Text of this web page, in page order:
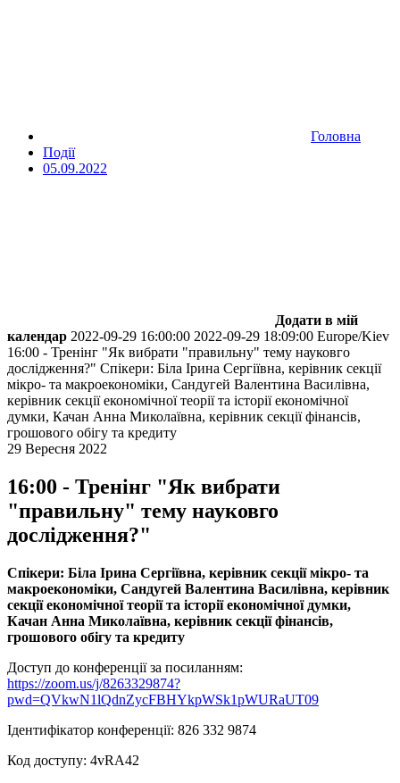
Головна
Події
05.09.2022
Додати в мій
календар 2022-09-29 16:00:00 2022-09-29 18:09:00 Europe/Kiev
16:00 - Тренінг "Як вибрати "правильну" тему науковго
дослідження?" Спікери: Біла Ірина Сергіївна, керівник секції
мікро- та макроекономіки, Сандугей Валентина Василівна,
керівник секції економічної теорії та історії економічної
думки, Качан Анна Миколаївна, керівник секції фінансів,
грошового обігу та кредиту
29 Вересня 2022
16:00 - Тренінг "Як вибрати
"правильну" тему науковго
дослідження?"
Спікери: Біла Ірина Сергіївна, керівник секції мікро- та
макроекономіки, Сандугей Валентина Василівна, керівник
секції економічної теорії та історії економічної думки,
Качан Анна Миколаївна, керівник секції фінансів,
грошового обігу та кредиту
Доступ до конференції за посиланням:
https://zoom.us/j/8263329874?
pwd=QVkwN1lQdnZycFBHYkpWSk1pWURaUT09
Ідентифікатор конференції: 826 332 9874
Код доступу: 4vRA42